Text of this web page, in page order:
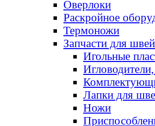
Оверлоки
Раскройное
Термоножи
Запчасти для
Игольные
Лапки для
Ножи